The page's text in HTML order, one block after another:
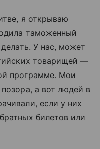
я открываю
таможенный
У нас, может
товарищей —
программе. Мои
а вот людей в
если у них
билетов или